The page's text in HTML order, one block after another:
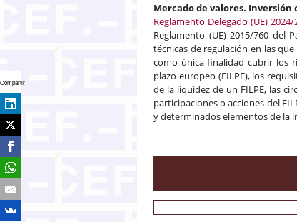
Mercado de valores. Inversión
Reglamento Delegado (UE)
Reglamento (UE) 2015/760 del
técnicas de regulación en las
como única finalidad cubrir los
plazo europeo (FILPE), los
de la liquidez de un FILPE, las
participaciones o acciones del
y determinados elementos de la
Compartir